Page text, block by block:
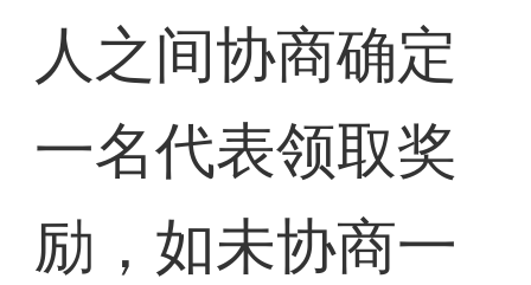
人之间协商确定
一名代表领取奖
励，如未协商一